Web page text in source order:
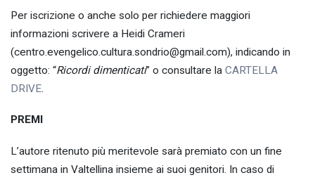
Per iscrizione o anche solo per richiedere maggiori
informazioni scrivere a Heidi Crameri
(centro.evengelico.cultura.sondrio@gmail.com), indicando in
oggetto: “Ricordi dimenticati” o consultare la CARTELLA
DRIVE.
PREMI
L’autore ritenuto più meritevole sarà premiato con un fine
settimana in Valtellina insieme ai suoi genitori. In caso di